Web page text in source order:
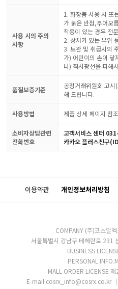
사용 시의 주의
사항
1. 화장품 사용 시 또
가 붉은 반점,부어오
작용이 있는 경우 전
2. 상처가 있는 부위
3. 보관 및 취급시의
가) 어린이의 손이 닿
나) 직사광선을 피해
품질보증기준
공정거래위원회 고
해 드립니다.
사용방법 제품 상세 페이지 참조
소비자상담관련
전화번호
고객서비스 센터
카카오 플러스친구
이용약관 개인정보처리방침
COMPANY (주)코스알엑
서울특별시 강남구 테헤란로 231
BUSINESS
PERSONAL
MALL ORDER LICENSE
E-mail cosrx_info@cosrx.co.kr